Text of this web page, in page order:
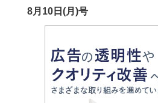
8月10日(月)号